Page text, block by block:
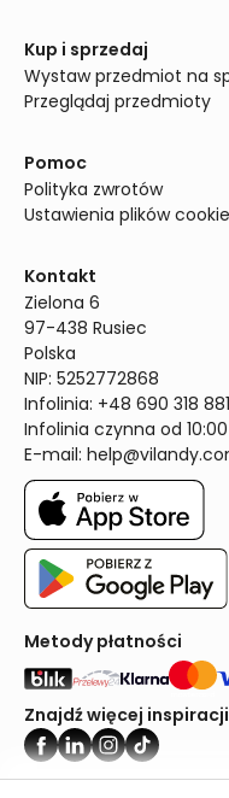
Kup i sprzedaj
Wystaw przedmiot na
Przeglądaj przedmioty
Pomoc
Polityka zwrotów
Ustawienia plików
Kontakt
Zielona 6
97-438 Rusiec
Polska
NIP: 5252772868
Infolinia: +48 690 318 881
Infolinia czynna od
E-mail:
Metody płatności
Znajdź więcej inspiracji
Vilandy ©2024